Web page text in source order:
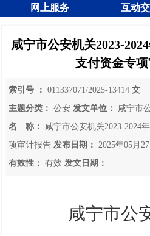
网上服务
互动
咸宁市公安机关2023-
支付资金专
索引号 ： 011337071/2025-13414 文
主题分类：
公安 发文单位：
咸宁市
名 称：
咸宁市公安机关2023-2024
项审计报告 发布日期：
2025年05月27
有效性：
有效 发文日期：
咸宁市公安